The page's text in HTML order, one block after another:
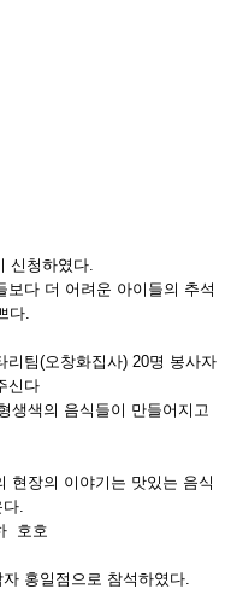
신청하였다.
다 더 어려운 아이들의 추석
다.
팀(오창화집사) 20명 봉사자
신다
생색의 음식들이 만들어지고
현장의 이야기는 맛있는 음식
.
하 호호
홍일점으로 참석하였다.